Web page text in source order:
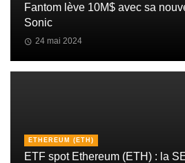
Fantom lève 10M$ avec sa
Sonic
24 mai 2024
ETHEREUM (ETH)
ETF spot Ethereum (ETH) : la